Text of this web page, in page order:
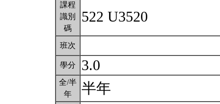
課程
識別
碼
522 U3520
班次
學分 3.0
全/半
年
半年